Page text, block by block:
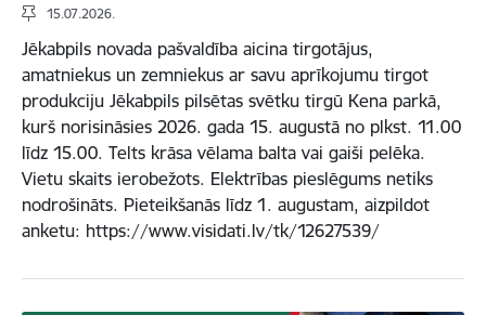
15.07.2026.
Jēkabpils novada pašvaldība aicina tirgotājus,
amatniekus un zemniekus ar savu aprīkojumu tirgot
produkciju Jēkabpils pilsētas svētku tirgū Kena parkā,
kurš norisināsies 2026. gada 15. augustā no plkst. 11.00
līdz 15.00. Telts krāsa vēlama balta vai gaiši pelēka.
Vietu skaits ierobežots. Elektrības pieslēgums netiks
nodrošināts. Pieteikšanās līdz 1. augustam, aizpildot
anketu: https://www.visidati.lv/tk/12627539/